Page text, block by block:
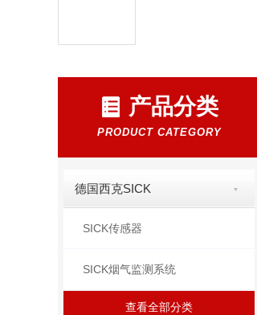
产品分类
PRODUCT CATEGORY
德国西克SICK
SICK传感器
SICK烟气监测系统
查看全部分类